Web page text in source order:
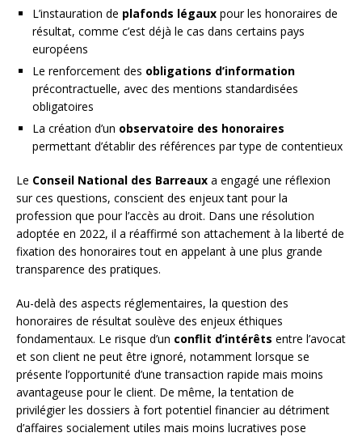
L’instauration de plafonds légaux pour les honoraires de
résultat, comme c’est déjà le cas dans certains pays
européens
Le renforcement des obligations d’information
précontractuelle, avec des mentions standardisées
obligatoires
La création d’un observatoire des honoraires
permettant d’établir des références par type de contentieux
Le Conseil National des Barreaux a engagé une réflexion
sur ces questions, conscient des enjeux tant pour la
profession que pour l’accès au droit. Dans une résolution
adoptée en 2022, il a réaffirmé son attachement à la liberté de
fixation des honoraires tout en appelant à une plus grande
transparence des pratiques.
Au-delà des aspects réglementaires, la question des
honoraires de résultat soulève des enjeux éthiques
fondamentaux. Le risque d’un conflit d’intérêts entre l’avocat
et son client ne peut être ignoré, notamment lorsque se
présente l’opportunité d’une transaction rapide mais moins
avantageuse pour le client. De même, la tentation de
privilégier les dossiers à fort potentiel financier au détriment
d’affaires socialement utiles mais moins lucratives pose